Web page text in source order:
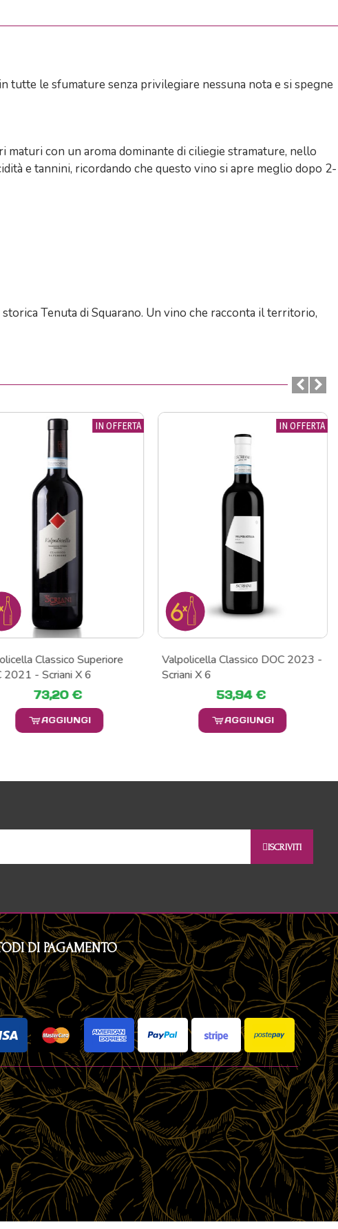
tutte le sfumature senza privilegiare nessuna nota e si spegne
con un aroma dominante di ciliegie stramature, nello
e tannini, ricordando che questo vino si apre meglio dopo 2-
Tenuta di Squarano. Un vino che racconta il territorio,
IN OFFERTA
Classico DOC 2023 -
X 6
53,94 €
AGGIUNGI
IN OFFERTA
Valpolicella Classico DOC 2024 -
Vaona X 6
57,00 €
AGGIUNGI
ISCRIVITI
DI PAGAMENTO